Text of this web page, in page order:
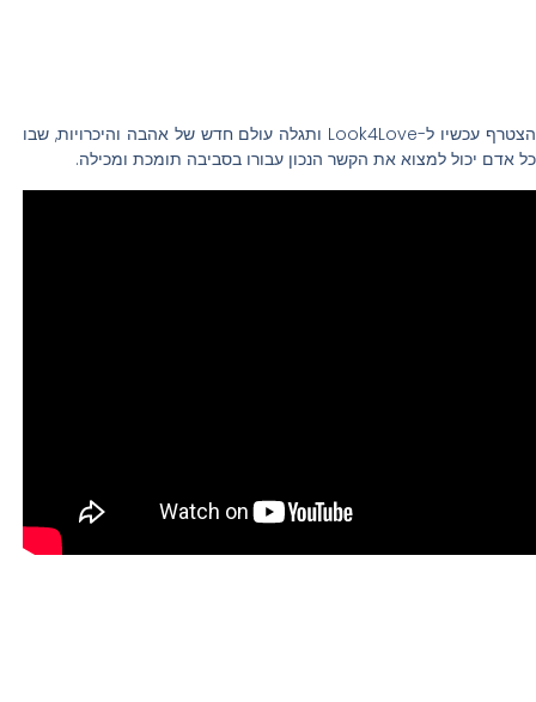
הצטרף עכשיו ל-Look4Love ותגלה עולם חדש של אהבה והיכרויות, שבו
כל אדם יכול למצוא את הקשר הנכון עבורו בסביבה תומכת ומכילה.